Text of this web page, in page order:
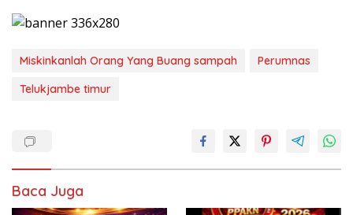
Miskinkanlah Orang Yang Buang sampah
Perumnas
Telukjambe timur
Baca Juga